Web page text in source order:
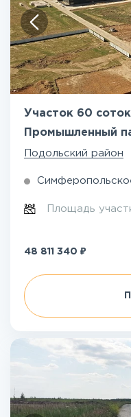
Участок 60
Промышленный
Подольский район
Площадь
48 811 340 ₽